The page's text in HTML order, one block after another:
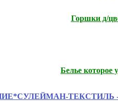
Горшки д/
Белье которое
ТЕКСТИЛЬ -